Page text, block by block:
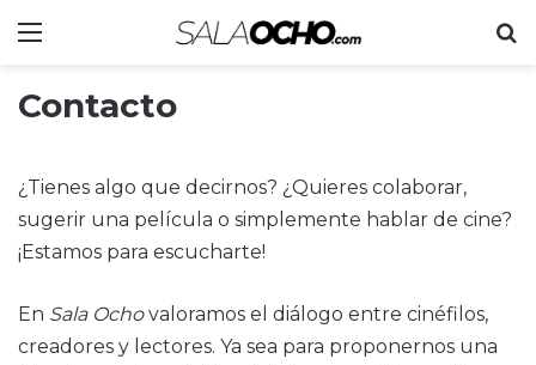
Menu
Contacto
¿Tienes algo que decirnos? ¿Quieres colaborar,
sugerir una película o simplemente hablar de cine?
¡Estamos para escucharte!
En Sala Ochovaloramos el diálogo entre cinéfilos,
creadores y lectores. Ya sea para proponernos una